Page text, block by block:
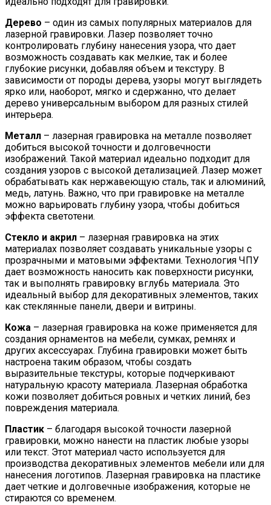
Дерево – один из самых популярных материалов для
лазерной гравировки. Лазер позволяет точно
контролировать глубину нанесения узора, что дает
возможность создавать как мелкие, так и более
глубокие рисунки, добавляя объем и текстуру. В
зависимости от породы дерева, узоры могут выглядеть
ярко или, наоборот, мягко и сдержанно, что делает
дерево универсальным выбором для разных стилей
интерьера.
Металл – лазерная гравировка на металле позволяет
добиться высокой точности и долговечности
изображений. Такой материал идеально подходит для
создания узоров с высокой детализацией. Лазер может
обрабатывать как нержавеющую сталь, так и алюминий,
медь, латунь. Важно, что при гравировке на металле
можно варьировать глубину узора, чтобы добиться
эффекта светотени.
Стекло и акрил – лазерная гравировка на этих
материалах позволяет создавать уникальные узоры с
прозрачными и матовыми эффектами. Технология ЧПУ
дает возможность наносить как поверхности рисунки,
так и выполнять гравировку вглубь материала. Это
идеальный выбор для декоративных элементов, таких
как стеклянные панели, двери и витрины.
Кожа – лазерная гравировка на коже применяется для
создания орнаментов на мебели, сумках, ремнях и
других аксессуарах. Глубина гравировки может быть
настроена таким образом, чтобы создать
выразительные текстуры, которые подчеркивают
натуральную красоту материала. Лазерная обработка
кожи позволяет добиться ровных и четких линий, без
повреждения материала.
Пластик – благодаря высокой точности лазерной
гравировки, можно нанести на пластик любые узоры
или текст. Этот материал часто используется для
производства декоративных элементов мебели или для
нанесения логотипов. Лазерная гравировка на пластике
дает четкие и долговечные изображения, которые не
стираются со временем.